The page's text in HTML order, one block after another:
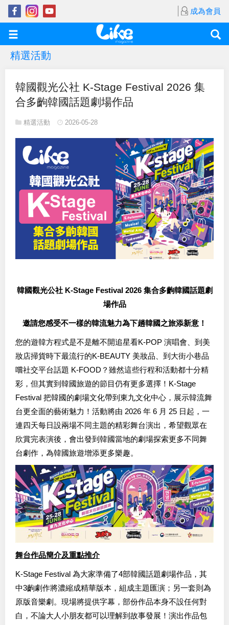
成為會員
精選活動
韓國觀光公社 K-Stage Festival 2026 集
合多齣韓國話題劇場作品
精選活動 2026-05-28
韓國觀光公社 K-Stage Festival 2026 集合多齣韓國話題劇
場作品
邀請您感受不一樣的韓流魅力為下趟韓國之旅添新意！
您的遊韓方程式是不是離不開追星看K-POP 演唱會、到美
妝店掃貨時下最流行的K-BEAUTY 美妝品、到大街小巷品
嚐社交平台話題 K-FOOD？雖然這些行程和活動都十分精
彩，但其實到韓國旅遊的節目仍有更多選擇！K-Stage
Festival 把韓國的劇場文化帶到東九文化中心，展示韓流舞
台更全面的藝術魅力！活動將由 2026 年 6 月 25 日起，一
連四天每日設兩場不同主題的精彩舞台演出，希望觀眾在
欣賞完表演後，會出發到韓國當地的劇場探索更多不同舞
台劇作，為韓國旅遊增添更多樂趣。
舞台作品簡介及重點推介
K-Stage Festival 為大家準備了4部韓國話題劇場作品，其
中3齣劇作將濃縮成精華版本，組成主題匯演；另一套則為
原版音樂劇。現場將提供字幕，部份作品本身不設任何對
白，不論大人小朋友都可以理解到故事發展！演出作品包